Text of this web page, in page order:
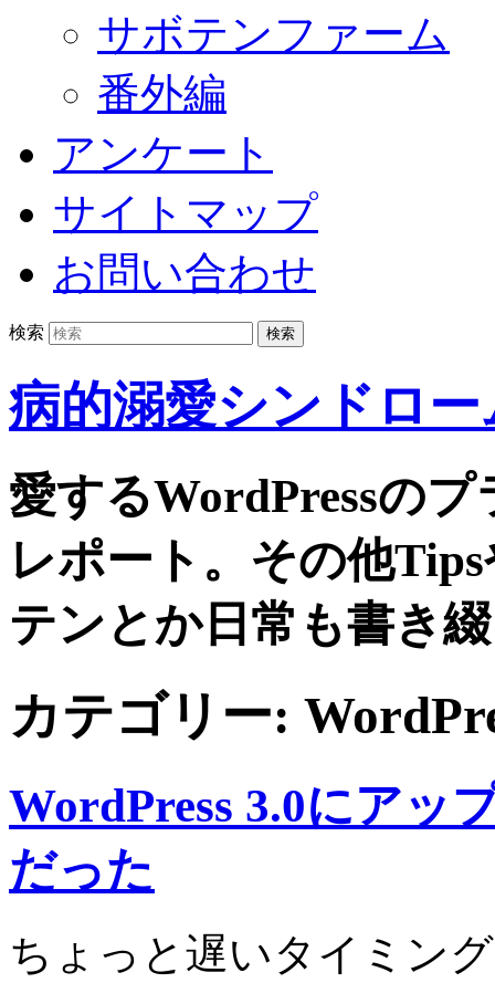
サボテンファーム
番外編
アンケート
サイトマップ
お問い合わせ
検索
病的溺愛シンドロー
愛するWordPressの
レポート。その他
テンとか日常も書き
カテゴリー:
WordPress 3.0にアッ
だった
ちょっと遅いタイミン